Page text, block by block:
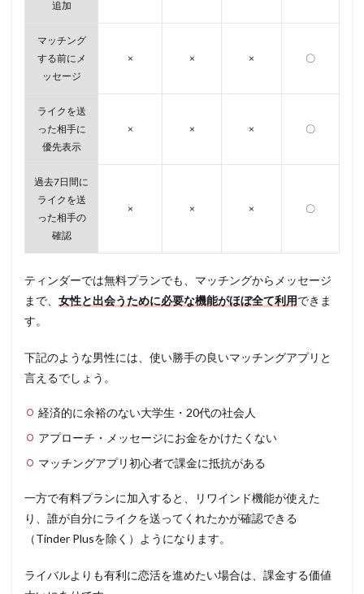
追加
マッチング
する前にメ
ッセージ
× × × 〇
ライクを送
った相手に
優先表示
× × × 〇
過去7日間に
ライクを送
った相手の
確認
× × × 〇
ティンダーでは無料プランでも、マッチングからメッセージ
まで、 女性と出会うために必要な機能がほぼ全て利用できま
す。
下記のような男性には、使い勝手の良いマッチングアプリと
言えるでしょう。
経済的に余裕のない大学生・20代の社会人
アプローチ・メッセージにお金をかけたくない
マッチングアプリ初心者で課金に抵抗がある
一方で有料プランに加入すると、リワインド機能が使えた
り、誰が自分にライクを送ってくれたかが確認できる
（Tinder Plusを除く）ようになります。
ライバルよりも有利に恋活を進めたい場合は、課金する価値